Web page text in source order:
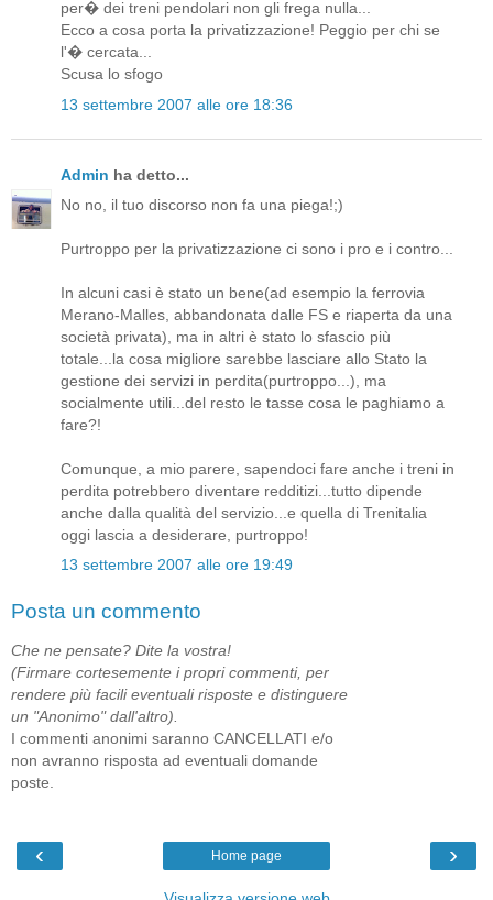
per� dei treni pendolari non gli frega nulla...
Ecco a cosa porta la privatizzazione! Peggio per chi se
l'� cercata...
Scusa lo sfogo
13 settembre 2007 alle ore 18:36
Admin ha detto...
No no, il tuo discorso non fa una piega!;)
Purtroppo per la privatizzazione ci sono i pro e i contro...
In alcuni casi è stato un bene(ad esempio la ferrovia
Merano-Malles, abbandonata dalle FS e riaperta da una
società privata), ma in altri è stato lo sfascio più
totale...la cosa migliore sarebbe lasciare allo Stato la
gestione dei servizi in perdita(purtroppo...), ma
socialmente utili...del resto le tasse cosa le paghiamo a
fare?!
Comunque, a mio parere, sapendoci fare anche i treni in
perdita potrebbero diventare redditizi...tutto dipende
anche dalla qualità del servizio...e quella di Trenitalia
oggi lascia a desiderare, purtroppo!
13 settembre 2007 alle ore 19:49
Posta un commento
Che ne pensate? Dite la vostra!
(Firmare cortesemente i propri commenti, per
rendere più facili eventuali risposte e distinguere
un "Anonimo" dall'altro).
I commenti anonimi saranno CANCELLATI e/o
non avranno risposta ad eventuali domande
poste.
‹ ›
Home page